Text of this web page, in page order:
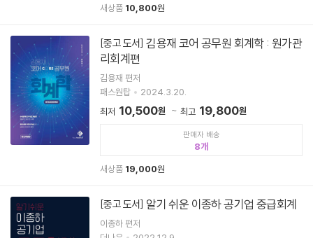
새상품 10,800원
[중고 도서] 김용재 코어 공무원 회계학 : 원가관
리회계편
김용재 편저
패스원탑
2024.3.20.
최저 10,500원 최고 19,800원
판매자 배송
8
새상품 19,000원
[중고 도서] 알기 쉬운 이종하 공기업 중급회계
이종하 편저